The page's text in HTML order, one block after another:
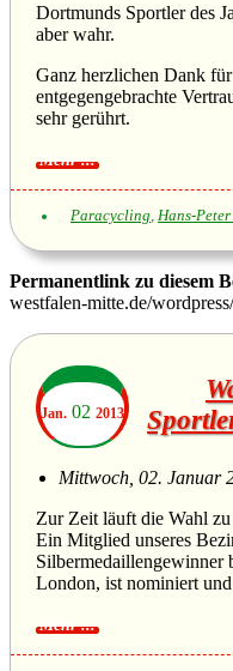
Dortmunds Sportler des
aber wahr.
Ganz herzlichen Dank
entgegengebrachte
sehr gerührt.
Paracycling, Hans-
Permanentlink zu diesem
westfalen-mitte.de/
Jan. 02 2013
Mittwoch, 02. Januar
Zur Zeit läuft die Wahl
Ein Mitglied unseres
Silbermedaillengewinner
London, ist nominiert